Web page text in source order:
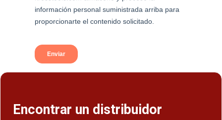
Encontrar un distribuidor